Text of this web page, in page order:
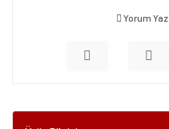
Yorum Yaz